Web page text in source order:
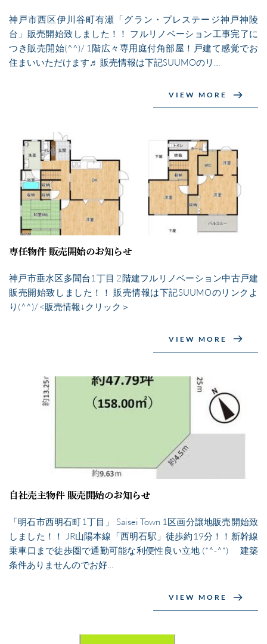
神戸市西区伊川谷町有瀬「グラン・プレステージ神戸神陵
台」販売開始致しました！！ フルリノベーション工事完了に
つき販売開始(^^)/ 1階広々専用庭付角部屋！戸建て感覚でお
住まいいただけます♬ 販売情報は下記SUUMOのリ…
VIEW MORE
専任物件 販売開始のお知らせ
神戸市垂水区多聞台1丁目 2階建フルリノベーション中古戸建
販売開始致しました！！ 販売情報は下記SUUMOのリンクよ
り(^^)/ <販売情報↓クリック＞
VIEW MORE
自社売主物件 販売開始のお知らせ
「明石市西明石町1丁目」 Saisei Town 1区画分譲地販売開始致
しました！！ JR山陽本線「西明石駅」徒歩約19分！！新幹線
乗車口まで徒歩圏で通勤可能な利便性良い立地 (*^-^*) 建築
条件ありませんのでお好…
VIEW MORE